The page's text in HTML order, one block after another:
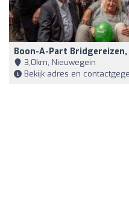
Boon-A-Part
3,0km, Nieuwegein
Bekijk adres en